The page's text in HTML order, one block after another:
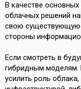
В качестве
облачных решений
свою существующую
стороны
Если смотреть в
гибридным моделям.
усилить роль